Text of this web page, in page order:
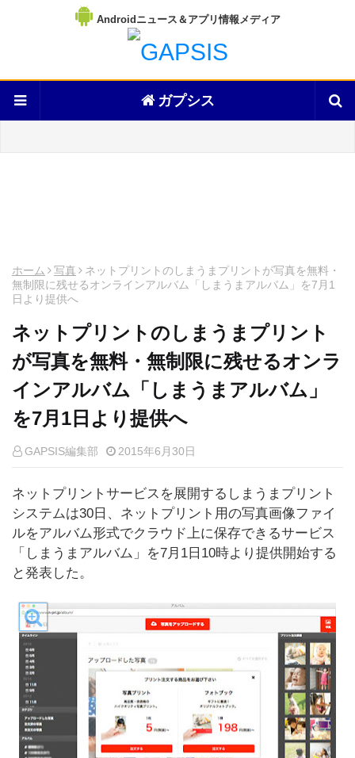
Androidニュース＆アプリ情報メディア
ガプシス
ホーム 写真
ネットプリントのしまうまプリントが写真を無料・
無制限に残せるオンラインアルバム「しまうまアルバム」を7月1
日より提供へ
ネットプリントのしまうまプリント
が写真を無料・無制限に残せるオンラ
インアルバム「しまうまアルバム」
を7月1日より提供へ
GAPSIS編集部 2015年6月30日
ネットプリントサービスを展開するしまうまプリント
システムは30日、ネットプリント用の写真画像ファイ
ルをアルバム形式でクラウド上に保存できるサービス
「しまうまアルバム」を7月1日10時より提供開始する
と発表した。